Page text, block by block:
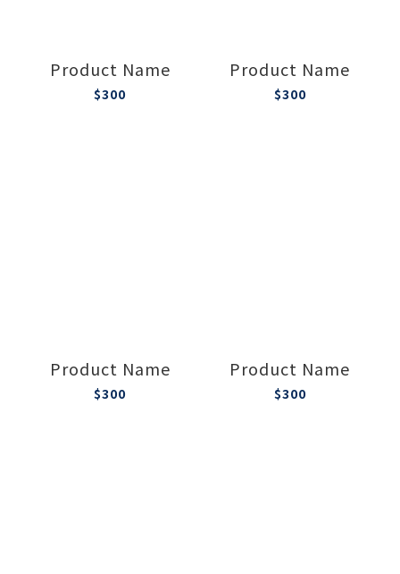
Product Name
$300
Product Name
$300
Product Name
$300
Product Name
$300